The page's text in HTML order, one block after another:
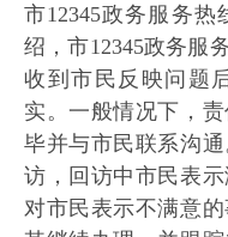
市12345政务服务
绍，市12345政务服
收到市民反映问题
实。一般情况下，
毕并与市民联系沟
访，回访中市民表
对市民表示不满意